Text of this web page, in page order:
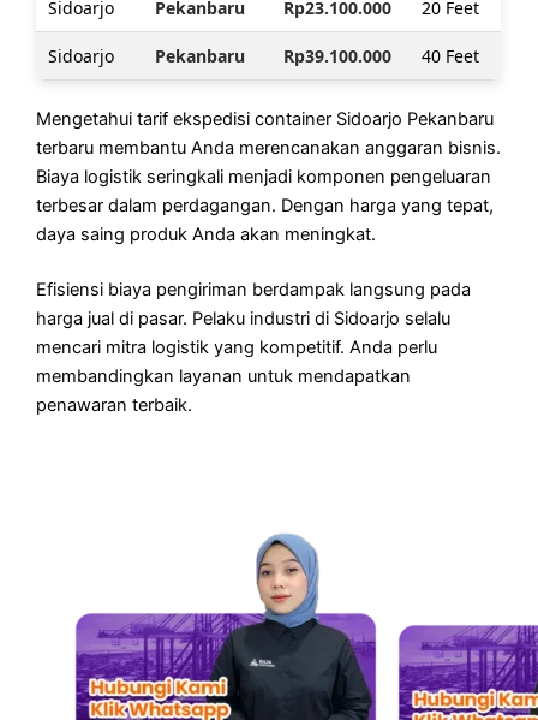
Sidoarjo Pekanbaru Rp23.100.000 20 Feet
Sidoarjo Pekanbaru Rp39.100.000 40 Feet
Mengetahui tarif ekspedisi container Sidoarjo Pekanbaru
terbaru membantu Anda merencanakan anggaran bisnis.
Biaya logistik seringkali menjadi komponen pengeluaran
terbesar dalam perdagangan. Dengan harga yang tepat,
daya saing produk Anda akan meningkat.
Efisiensi biaya pengiriman berdampak langsung pada
harga jual di pasar. Pelaku industri di Sidoarjo selalu
mencari mitra logistik yang kompetitif. Anda perlu
membandingkan layanan untuk mendapatkan
penawaran terbaik.